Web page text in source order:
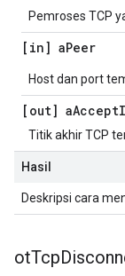
Pemroses TCP
[in] aPeer
Host dan port
[out] aAccept
Titik akhir TCP
Hasil
Deskripsi cara
otTcp